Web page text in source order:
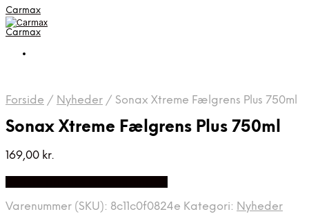
Carmax
Carmax
Forside / Nyheder / Sonax Xtreme Fælgrens Plus 750ml
Sonax Xtreme Fælgrens Plus 750ml
169,00 kr.
Varenummer (SKU): 8c11c0f0824e Kategori: Nyheder